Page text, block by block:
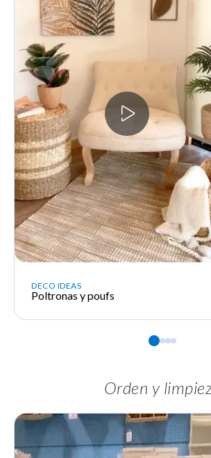
DECO IDEAS
Poltronas y poufs
Orden y